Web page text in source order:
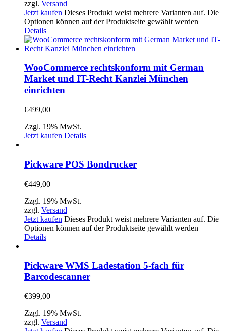
zzgl. Versand
Jetzt kaufen Dieses Produkt weist mehrere Varianten auf. Die
Optionen können auf der Produktseite gewählt werden
Details
WooCommerce rechtskonform mit German
Market und IT-Recht Kanzlei München
einrichten
€499,00
Zzgl. 19% MwSt.
Jetzt kaufen Details
Pickware POS Bondrucker
€449,00
Zzgl. 19% MwSt.
zzgl. Versand
Jetzt kaufen Dieses Produkt weist mehrere Varianten auf. Die
Optionen können auf der Produktseite gewählt werden
Details
Pickware WMS Ladestation 5-fach für
Barcodescanner
€399,00
Zzgl. 19% MwSt.
zzgl. Versand